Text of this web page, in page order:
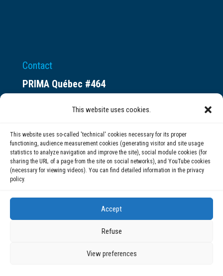
This website uses cookies.
This website uses so-called 'technical' cookies necessary for its proper
functioning, audience measurement cookies (generating visitor and site usage
statistics to analyze navigation and improve the site), social module cookies (for
sharing the URL of a page from the site on social networks), and YouTube cookies
(necessary for viewing videos). You can find detailed information in the privacy
policy.
Accept
Refuse
View preferences
Contact
PRIMA Québec #464
Montréal (QC) H3C 0B4
(514) 284-0211